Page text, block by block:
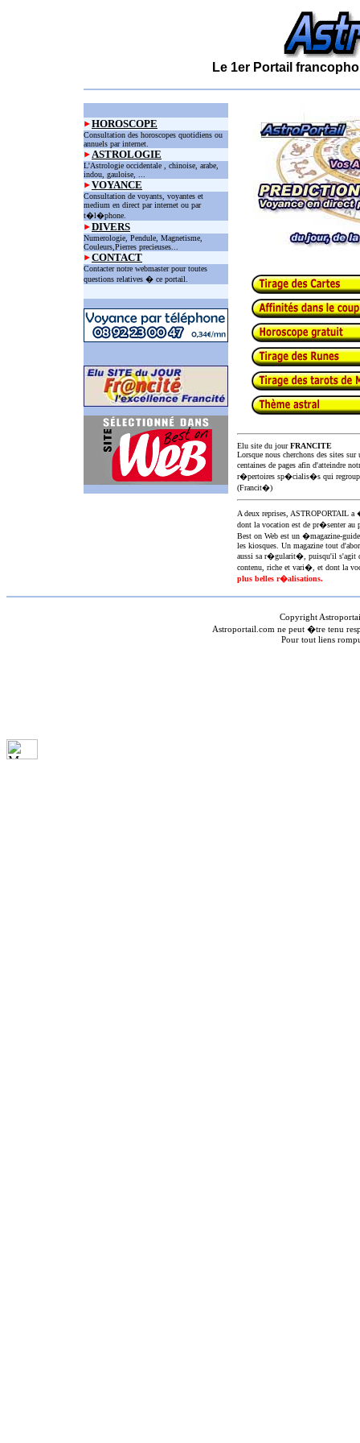
Le 1er Portail
HOROSCOPE
Consultation des horoscopes quotidiens ou
annuels par internet.
ASTROLOGIE
L'Astrologie occidentale , chinoise, arabe,
indou, gauloise, ...
VOYANCE
Consultation de voyants, voyantes et
medium en direct par internet ou par
t�l�phone.
DIVERS
Numerologie, Pendule, Magnetisme,
Couleurs,Pierres precieuses...
CONTACT
Contacter notre webmaster pour toutes
questions relatives � ce portail.
Elu site du jourFRANCITE
Lorsque nous cherchons des sites
centaines de pages afin d'atteindre
r�pertoires sp�cialis�s qui
(Francit�)
A deux reprises,
dont la vocation est de pr�senter au
Best on Web est un �magazine-
les kiosques. Un magazine tout
aussi sa r�gularit�, puisqu'il s'agit
contenu, riche et vari�, et dont la
plus belles r�alisations.
Copyright
Astroportail.com ne peut �tre tenu
Pour tout liens